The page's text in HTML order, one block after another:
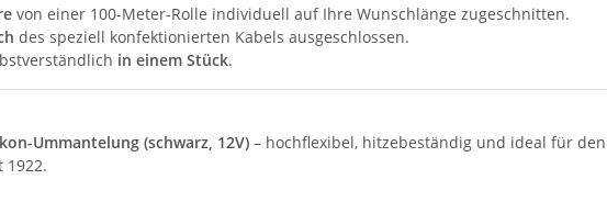
von einer 100-Meter-Rolle individuell auf Ihre Wunschlänge zugeschnitten.
des speziell konfektionierten Kabels ausgeschlossen.
in einem Stück.
Ummantelung (schwarz, 12V) – hochflexibel, hitzebeständig und ideal für
1922.